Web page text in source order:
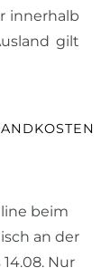
innerhalb
gilt
beim
an der
14.08. Nur